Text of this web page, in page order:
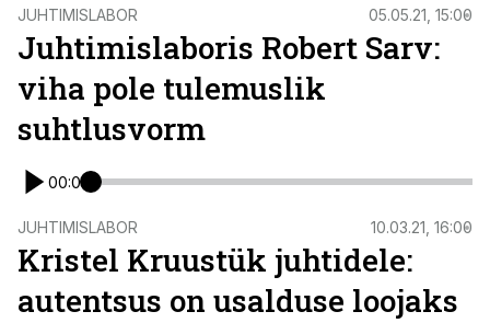
JUHTIMISLABOR 05.05.21, 15:00
Juhtimislaboris Robert Sarv:
viha pole tulemuslik
suhtlusvorm
00:00
JUHTIMISLABOR 10.03.21, 16:00
Kristel Kruustük juhtidele:
autentsus on usalduse loojaks